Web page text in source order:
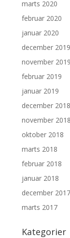
marts 2020
februar 2020
januar 2020
december 2019
november 2019
februar 2019
januar 2019
december 2018
november 2018
oktober 2018
marts 2018
februar 2018
januar 2018
december 2017
marts 2017
Kategorier